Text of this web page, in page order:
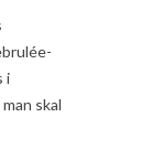
i
skal